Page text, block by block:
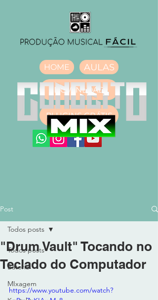
HOME AULAS
DOWNLOAD
PLUGINS GRÁTIS
Post
Todos posts
Bateria
MIxagem
Todos posts
"Drum Vault" Tocando no
Teclado do Computador
https://www.youtube.com/watch?